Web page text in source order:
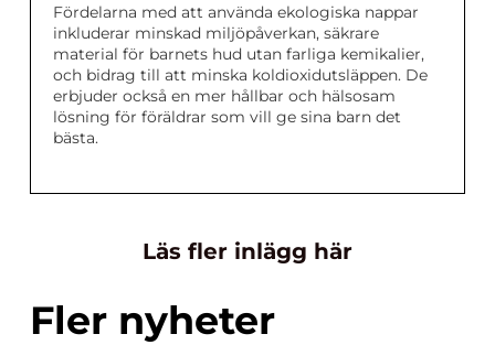
Fördelarna med att använda ekologiska nappar
inkluderar minskad miljöpåverkan, säkrare
material för barnets hud utan farliga kemikalier,
och bidrag till att minska koldioxidutsläppen. De
erbjuder också en mer hållbar och hälsosam
lösning för föräldrar som vill ge sina barn det
bästa.
Läs fler inlägg här
Fler nyheter